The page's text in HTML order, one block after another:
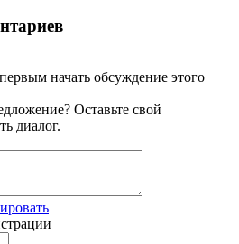
начать обсуждение этого
Оставьте свой
диалог.